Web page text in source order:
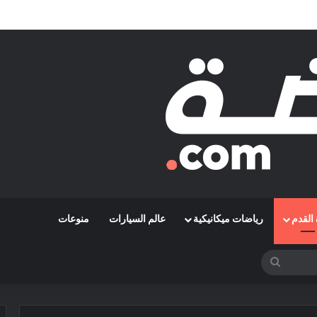
مشوارها الإفريقي بمواجهة حافيا كوناكري
القدم رياضات ميكانيكية عالم السيارات منوعات
بحث